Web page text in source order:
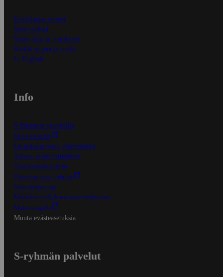
Ensitilaajan ohjeet
Näin maksat
Näin tilaat ja muokkaat
Kaikki ohjeet ja vinkit
In English
Info
S-Business yrityksille
Oiva-raportit
Osuuskauppojen yhteystiedot
Tilaus- ja toimitusehdot
Tietosuojakäytäntö
Palvelun käyttöehdot
Saavutettavuus
Mobiilisovelluksen saavutettavuus
Mainostajalle
Muuta evästeasetuksia
S-ryhmän palvelut